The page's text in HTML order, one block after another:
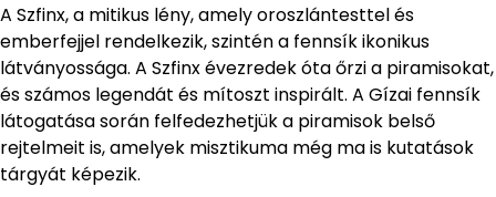
A Szfinx, a mitikus lény, amely oroszlántesttel és
emberfejjel rendelkezik, szintén a fennsík ikonikus
látványossága. A Szfinx évezredek óta őrzi a piramisokat,
és számos legendát és mítoszt inspirált. A Gízai fennsík
látogatása során felfedezhetjük a piramisok belső
rejtelmeit is, amelyek misztikuma még ma is kutatások
tárgyát képezik.